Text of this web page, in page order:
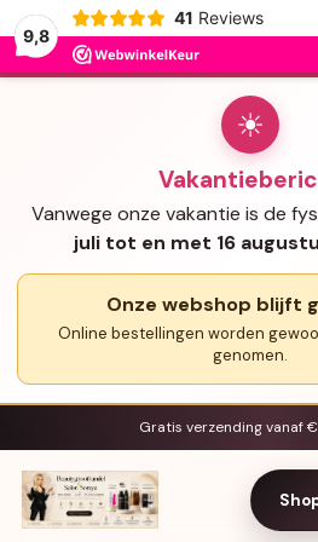
9,8
41 Reviews
☀
Vanwege onze vakantie is de
juli tot en met 16
Onze webshop blijft
Online bestellingen worden
genomen.
Gratis verzending vanaf